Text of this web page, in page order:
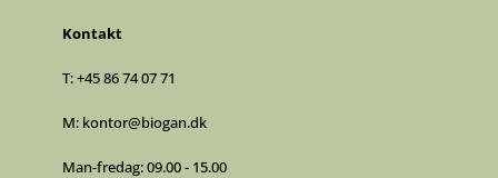
Kontakt
T:+45 86 74 07 71
M: kontor@biogan.dk
Man-fredag: 09.00 - 15.00